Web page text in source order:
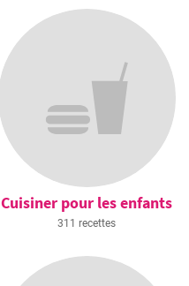
Cuisiner pour les enfants
311 recettes